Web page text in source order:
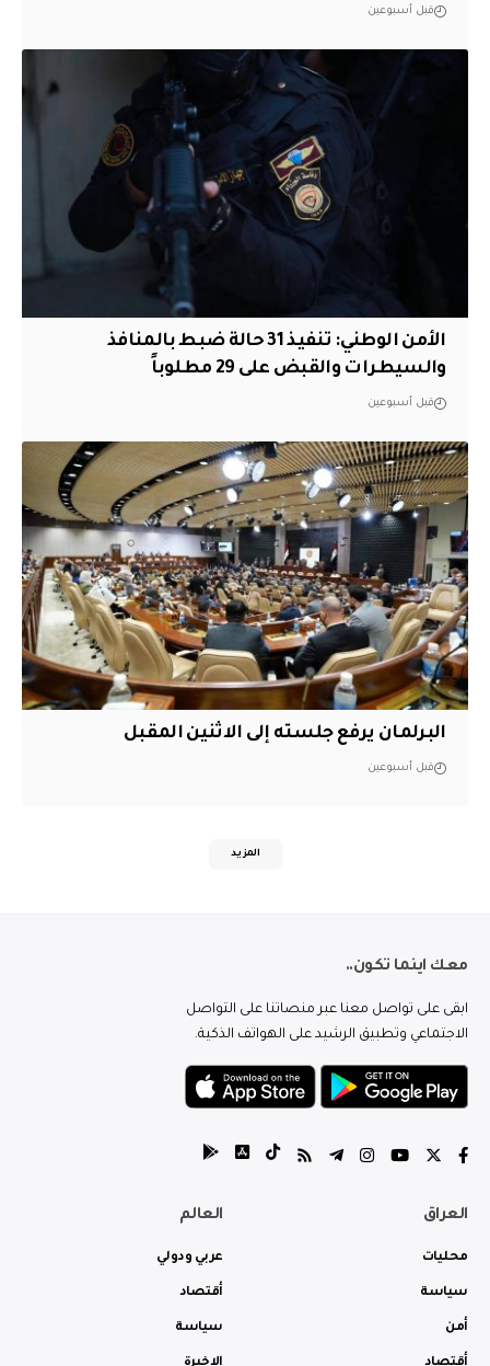
قبل أسبوعين
الأمن الوطني: تنفيذ 31 حالة ضبط بالمنافذ
والسيطرات والقبض على 29 مطلوباً
قبل أسبوعين
البرلمان يرفع جلسته إلى الاثنين المقبل
قبل أسبوعين
المزيد
معك اينما تكون..
ابقى على تواصل معنا عبر منصاتنا على التواصل
الاجتماعي وتطبيق الرشيد على الهواتف الذكية.
العراق
محليات
سياسة
أمن
العالم
عربي ودولي
أقتصاد
سياسة